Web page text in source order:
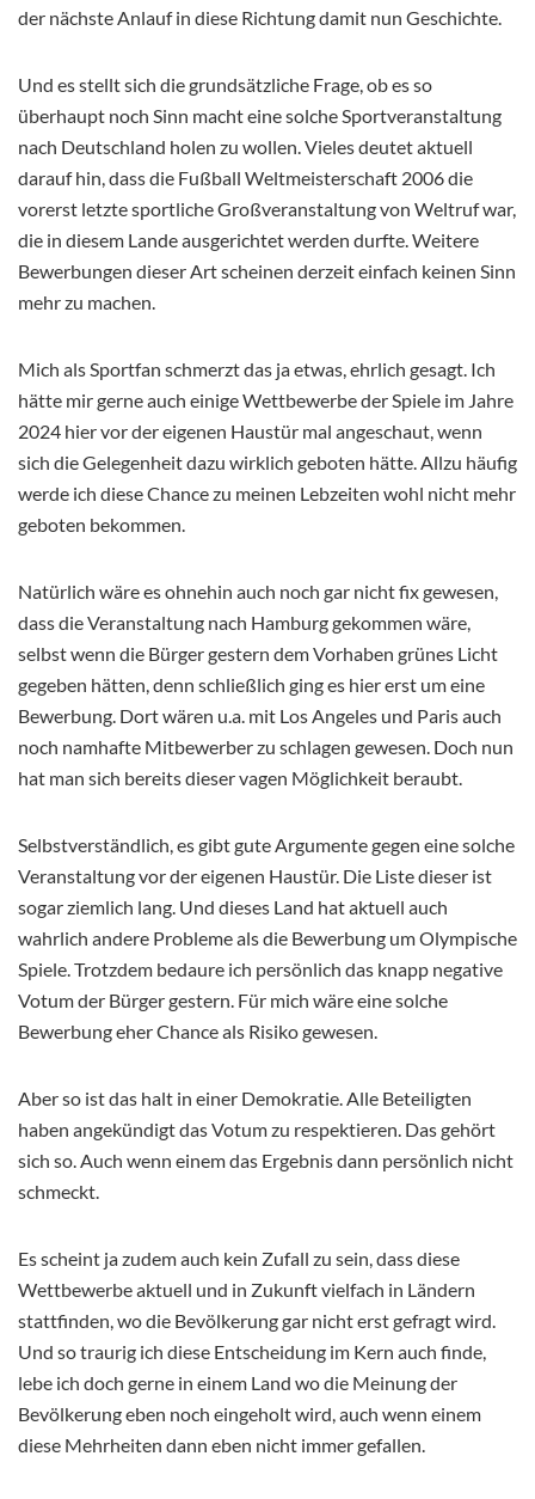
der nächste Anlauf in diese Richtung damit nun Geschichte.
Und es stellt sich die grundsätzliche Frage, ob es so
überhaupt noch Sinn macht eine solche Sportveranstaltung
nach Deutschland holen zu wollen. Vieles deutet aktuell
darauf hin, dass die Fußball Weltmeisterschaft 2006 die
vorerst letzte sportliche Großveranstaltung von Weltruf war,
die in diesem Lande ausgerichtet werden durfte. Weitere
Bewerbungen dieser Art scheinen derzeit einfach keinen Sinn
mehr zu machen.
Mich als Sportfan schmerzt das ja etwas, ehrlich gesagt. Ich
hätte mir gerne auch einige Wettbewerbe der Spiele im Jahre
2024 hier vor der eigenen Haustür mal angeschaut, wenn
sich die Gelegenheit dazu wirklich geboten hätte. Allzu häufig
werde ich diese Chance zu meinen Lebzeiten wohl nicht mehr
geboten bekommen.
Natürlich wäre es ohnehin auch noch gar nicht fix gewesen,
dass die Veranstaltung nach Hamburg gekommen wäre,
selbst wenn die Bürger gestern dem Vorhaben grünes Licht
gegeben hätten, denn schließlich ging es hier erst um eine
Bewerbung. Dort wären u.a. mit Los Angeles und Paris auch
noch namhafte Mitbewerber zu schlagen gewesen. Doch nun
hat man sich bereits dieser vagen Möglichkeit beraubt.
Selbstverständlich, es gibt gute Argumente gegen eine solche
Veranstaltung vor der eigenen Haustür. Die Liste dieser ist
sogar ziemlich lang. Und dieses Land hat aktuell auch
wahrlich andere Probleme als die Bewerbung um Olympische
Spiele. Trotzdem bedaure ich persönlich das knapp negative
Votum der Bürger gestern. Für mich wäre eine solche
Bewerbung eher Chance als Risiko gewesen.
Aber so ist das halt in einer Demokratie. Alle Beteiligten
haben angekündigt das Votum zu respektieren. Das gehört
sich so. Auch wenn einem das Ergebnis dann persönlich nicht
schmeckt.
Es scheint ja zudem auch kein Zufall zu sein, dass diese
Wettbewerbe aktuell und in Zukunft vielfach in Ländern
stattfinden, wo die Bevölkerung gar nicht erst gefragt wird.
Und so traurig ich diese Entscheidung im Kern auch finde,
lebe ich doch gerne in einem Land wo die Meinung der
Bevölkerung eben noch eingeholt wird, auch wenn einem
diese Mehrheiten dann eben nicht immer gefallen.